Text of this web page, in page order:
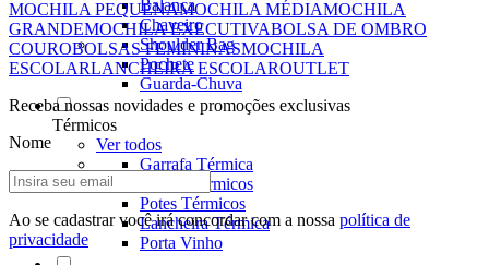
Balança
Chaveiro
Shoulder Bag
Pochete
Guarda-Chuva
Térmicos
Ver todos
Garrafa Térmica
Copos Térmicos
Potes Térmicos
Lancheira Térmica
Porta Vinho
MOCHILA PEQUENAMOCHILA MÉDIAMOCHILA
GRANDEMOCHILA EXECUTIVABOLSA DE OMBRO
COUROBOLSAS FEMININASMOCHILA
ESCOLARLANCHEIRA ESCOLAROUTLET
Receba nossas novidades e promoções exclusivas
Nome
Ao se cadastrar você irá concordar com a nossa política de
privacidade